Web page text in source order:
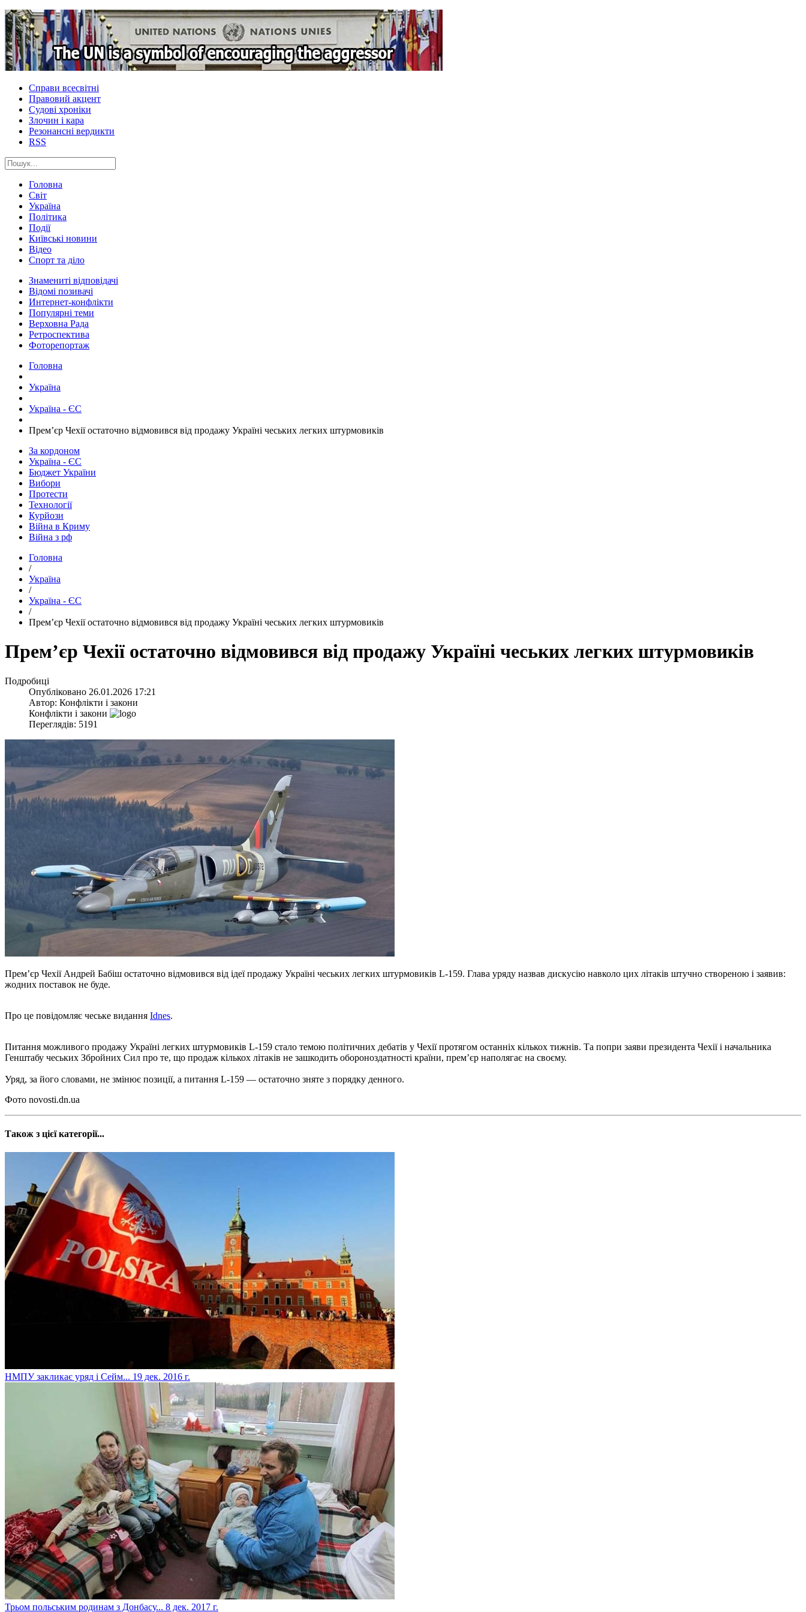
Справи всесвітні
Правовий акцент
Судові хроніки
Злочин і кара
Резонансні вердикти
RSS
Головна
Світ
Україна
Політика
Події
Київські новини
Відео
Спорт та діло
Знамениті відповідачі
Відомі позивачі
Интернет-конфлікти
Популярні теми
Верховна Рада
Ретроспектива
Фоторепортаж
Головна
Україна
Україна - ЄС
​Прем’єр Чехії остаточно відмовився від продажу Україні чеських легких штурмовиків
За кордоном
Україна - ЄС
Бюджет України
Вибори
Протести
Технології
Курйози
Війна в Криму
Війна з рф
Головна
/
Україна
/
Україна - ЄС
/
​Прем’єр Чехії остаточно відмовився від продажу Україні чеських легких штурмовиків
​Прем’єр Чехії остаточно відмовився від продажу Україні чеських легких штурмовиків
Подробиці
Опубліковано 26.01.2026 17:21
Автор: Конфлікти і закони
Конфлікти і закони
Переглядів: 5191
Прем’єр Чехії Андрей Бабіш остаточно відмовився від ідеї продажу Україні чеських легких штурмовиків L-159. Глава уряду назвав дискусію навколо цих літаків штучно створеною і заявив:
жодних поставок не буде.
Про це повідомляє чеське видання Idnes.
Питання можливого продажу Україні легких штурмовиків L-159 стало темою політичних дебатів у Чехії протягом останніх кількох тижнів. Та попри заяви президента Чехії і начальника
Генштабу чеських Збройних Сил про те, що продаж кількох літаків не зашкодить обороноздатності країни, прем’єр наполягає на своєму.
Уряд, за його словами, не змінює позиції, а питання L-159 — остаточно зняте з порядку денного.
Фото novosti.dn.ua
Також з цієї категорії...
​НМПУ закликає уряд і Сейм... 19 дек. 2016 г.
​Трьом польським родинам з Донбасу... 8 дек. 2017 г.